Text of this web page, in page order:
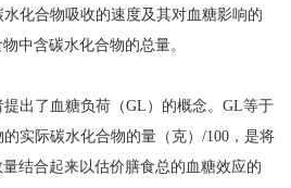
化合物吸收的速度及其对血糖影响的
中含碳水化合物的总量。
了血糖负荷（GL）的概念。GL等于
实际碳水化合物的量（克）/100，是将
结合起来以估价膳食总的血糖效应的